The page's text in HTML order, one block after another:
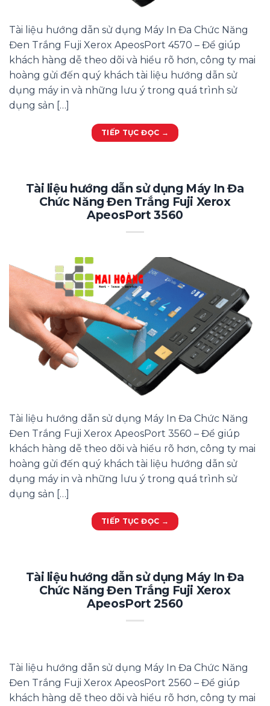
Tài liệu hướng dẫn sử dụng Máy In Đa Chức Năng
Đen Trắng Fuji Xerox ApeosPort 4570 – Để giúp
khách hàng dễ theo dõi và hiểu rõ hơn, công ty mai
hoàng gửi đến quý khách tài liệu hướng dẫn sử
dụng máy in và những lưu ý trong quá trình sử
dụng sản […]
TIẾP TỤC ĐỌC →
Tài liệu hướng dẫn sử dụng Máy In Đa
Chức Năng Đen Trắng Fuji Xerox
ApeosPort 3560
Tài liệu hướng dẫn sử dụng Máy In Đa Chức Năng
Đen Trắng Fuji Xerox ApeosPort 3560 – Để giúp
khách hàng dễ theo dõi và hiểu rõ hơn, công ty mai
hoàng gửi đến quý khách tài liệu hướng dẫn sử
dụng máy in và những lưu ý trong quá trình sử
dụng sản […]
TIẾP TỤC ĐỌC →
Tài liệu hướng dẫn sử dụng Máy In Đa
Chức Năng Đen Trắng Fuji Xerox
ApeosPort 2560
Tài liệu hướng dẫn sử dụng Máy In Đa Chức Năng
Đen Trắng Fuji Xerox ApeosPort 2560 – Để giúp
khách hàng dễ theo dõi và hiểu rõ hơn, công ty mai